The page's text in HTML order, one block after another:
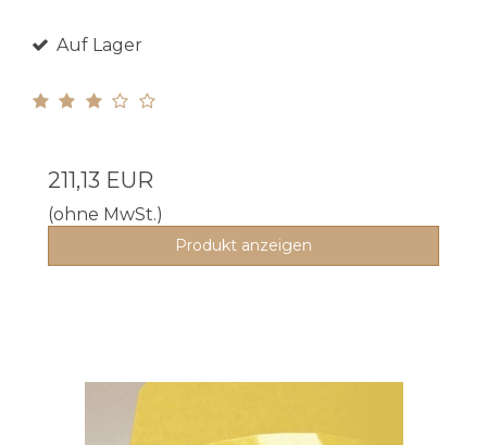
Auf Lager
211,13 EUR
(ohne MwSt.)
Produkt anzeigen